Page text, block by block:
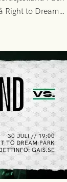
Right to Dream
ut följande